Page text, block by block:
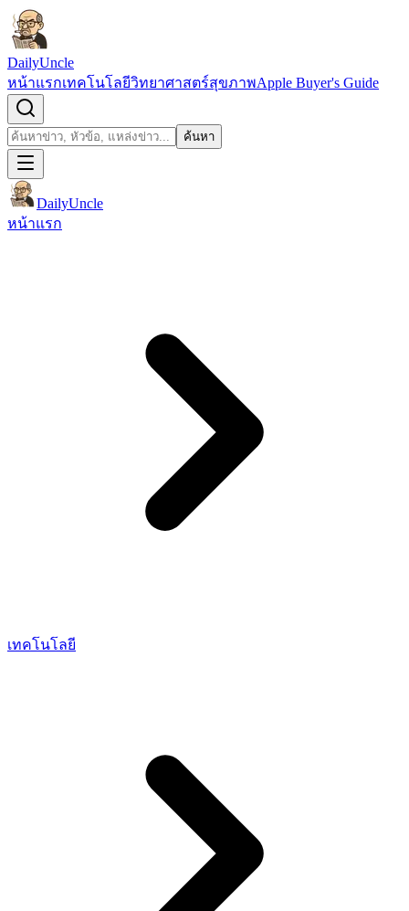
ข้ามไปยังเนื้อหา
DailyUncle
หน้าแรกเทคโนโลยีวิทยาศาสตร์สุขภาพApple Buyer's Guide
ค้นหา ค้นหา
DailyUncle
หน้าแรก
เทคโนโลยี